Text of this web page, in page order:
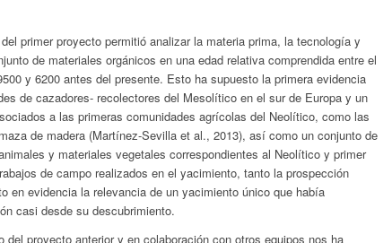
primer proyecto permitió analizar la materia prima, la tecnología y
de materiales orgánicos en una edad relativa comprendida entre el
y 6200 antes del presente. Esto ha supuesto la primera evidencia
de cazadores- recolectores del Mesolítico en el sur de Europa y un
a las primeras comunidades agrícolas del Neolítico, como las
de madera (Martínez-Sevilla et al., 2013), así como un conjunto de
y materiales vegetales correspondientes al Neolítico y primer
de campo realizados en el yacimiento, tanto la prospección
en evidencia la relevancia de un yacimiento único que había
casi desde su descubrimiento.
proyecto anterior y en colaboración con otros equipos nos ha